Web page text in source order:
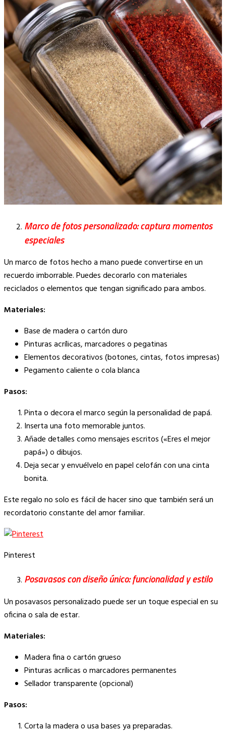
Marco de fotos personalizado: captura momentos
especiales
Un marco de fotos hecho a mano puede convertirse en un
recuerdo imborrable. Puedes decorarlo con materiales
reciclados o elementos que tengan significado para ambos.
Materiales:
Base de madera o cartón duro
Pinturas acrílicas, marcadores o pegatinas
Elementos decorativos (botones, cintas, fotos impresas)
Pegamento caliente o cola blanca
Pasos:
Pinta o decora el marco según la personalidad de papá.
Inserta una foto memorable juntos.
Añade detalles como mensajes escritos («Eres el mejor
papá») o dibujos.
Deja secar y envuélvelo en papel celofán con una cinta
bonita.
Este regalo no solo es fácil de hacer sino que también será un
recordatorio constante del amor familiar.
Pinterest
Posavasos con diseño único: funcionalidad y estilo
Un posavasos personalizado puede ser un toque especial en su
oficina o sala de estar.
Materiales:
Madera fina o cartón grueso
Pinturas acrílicas o marcadores permanentes
Sellador transparente (opcional)
Pasos:
Corta la madera o usa bases ya preparadas.